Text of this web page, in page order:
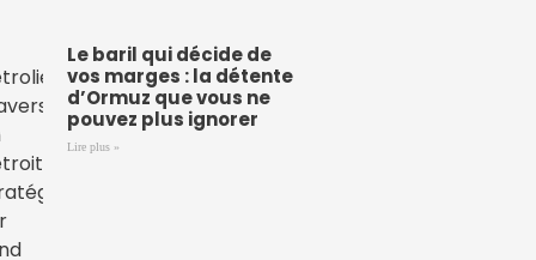
Le baril qui décide de
vos marges : la détente
d’Ormuz que vous ne
pouvez plus ignorer
Lire plus »